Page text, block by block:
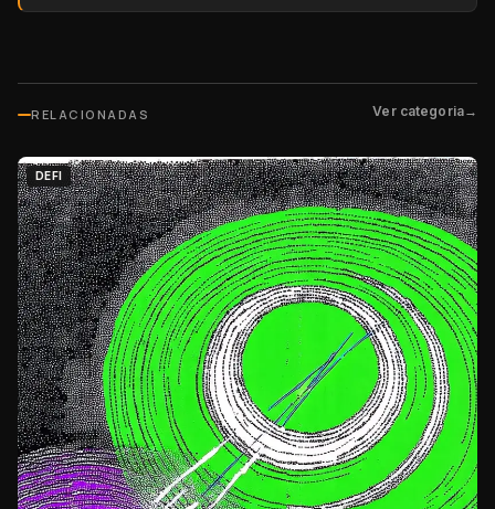
RELACIONADAS Ver categoria→
DEFI